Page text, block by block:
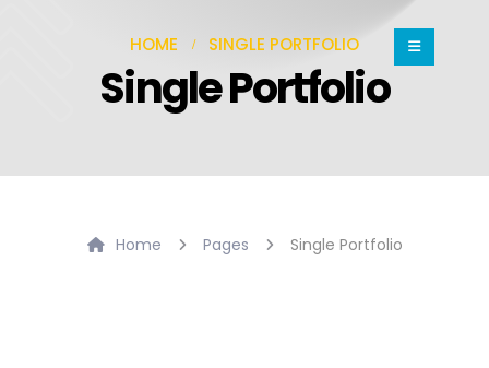
HOME SINGLE PORTFOLIO
Single Portfolio
Home Pages Single Portfolio